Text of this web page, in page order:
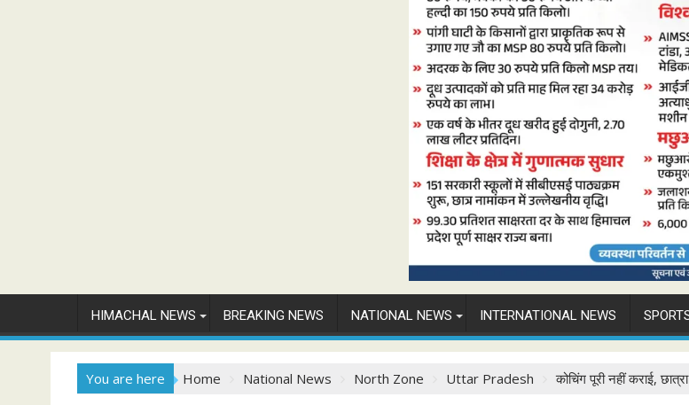
HIMACHAL NEWS BREAKING NEWS NATIONAL NEWS INTERNATIONAL NEWS
You are here Home National News North Zone Uttar Pradesh कोचिंग पूरी नहीं कराई,